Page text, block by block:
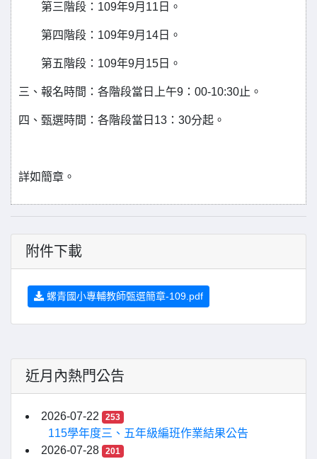
第三階段：109年9月11日。
第四階段：109年9月14日。
第五階段：109年9月15日。
三、報名時間：各階段當日上午9：00-10:30止。
四、甄選時間：各階段當日13：30分起。
詳如簡章。
附件下載
螺青國小專輔教師甄選簡章-109.pdf
近月內熱門公告
2026-07-22 253
115學年度三、五年級編班作業結果公告
2026-07-28
201